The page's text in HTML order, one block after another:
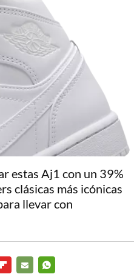
estas Aj1 con un 39%
clásicas más icónicas
llevar con